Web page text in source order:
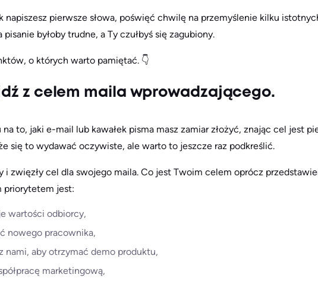
napiszesz pierwsze słowa, poświęć chwilę na przemyślenie kilku
pisanie byłoby trudne, a Ty czułbyś się zagubiony.
o których warto pamiętać. 👇
z celem maila wprowadzającego.
na to, jaki e-mail lub kawałek pisma masz zamiar złożyć, znając cel jest
się to wydawać oczywiste, ale warto to jeszcze raz podkreślić.
i zwięzły cel dla swojego maila. Co jest Twoim celem oprócz
priorytetem jest:
wartości odbiorcy,
nowego pracownika,
nami, aby otrzymać demo produktu,
marketingową,